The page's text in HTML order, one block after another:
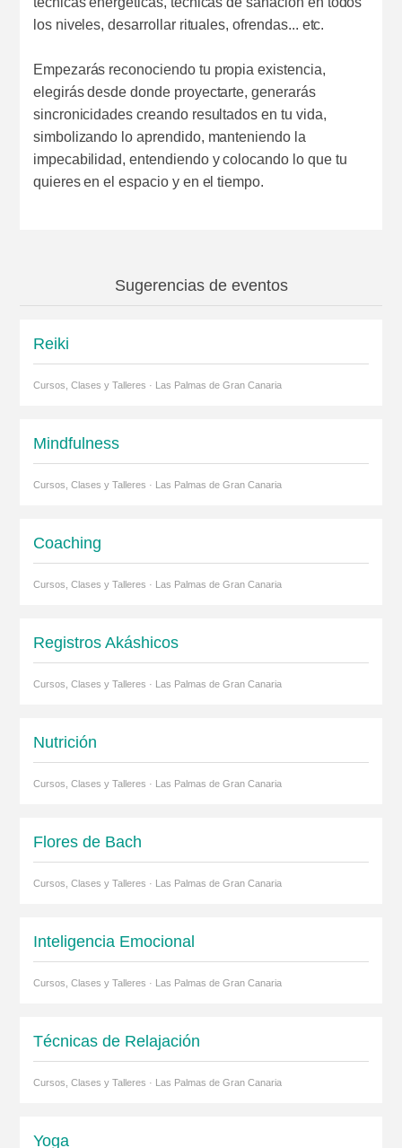
los niveles, desarrollar rituales, ofrendas... etc.
Empezarás reconociendo tu propia existencia,
elegirás desde donde proyectarte, generarás
sincronicidades creando resultados en tu vida,
simbolizando lo aprendido, manteniendo la
impecabilidad, entendiendo y colocando lo que tu
quieres en el espacio y en el tiempo.
Sugerencias de eventos
Reiki
Cursos, Clases y Talleres · Las Palmas de Gran Canaria
Mindfulness
Cursos, Clases y Talleres · Las Palmas de Gran Canaria
Coaching
Cursos, Clases y Talleres · Las Palmas de Gran Canaria
Registros Akáshicos
Cursos, Clases y Talleres · Las Palmas de Gran Canaria
Nutrición
Cursos, Clases y Talleres · Las Palmas de Gran Canaria
Flores de Bach
Cursos, Clases y Talleres · Las Palmas de Gran Canaria
Inteligencia Emocional
Cursos, Clases y Talleres · Las Palmas de Gran Canaria
Técnicas de Relajación
Cursos, Clases y Talleres · Las Palmas de Gran Canaria
Yoga